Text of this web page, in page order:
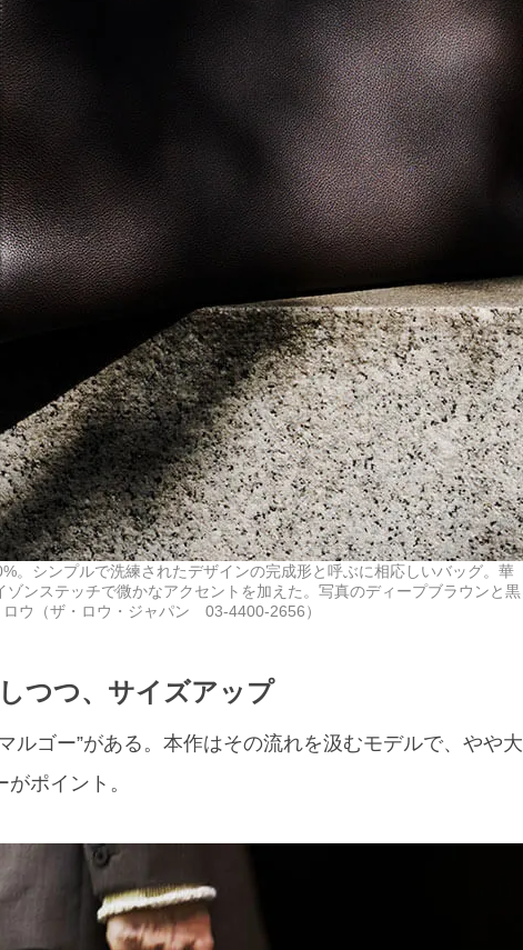
。シンプルで洗練されたデザインの完成形と呼ぶに相応しいバッグ。華
ンステッチで微かなアクセントを加えた。写真のディープブラウンと黒
ウ（ザ・ロウ・ジャパン 03-4400-2656）
つつ、サイズアップ
ルゴー”がある。本作はその流れを汲むモデルで、やや大
ポイント。